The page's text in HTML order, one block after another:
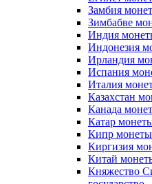
Замбия
Зимбабве
Индия
Индонезия
Ирландия
Испания
Италия
Казахстан
Канада
Катар
Кипр монеты
Киргизия
Китай
Княжество